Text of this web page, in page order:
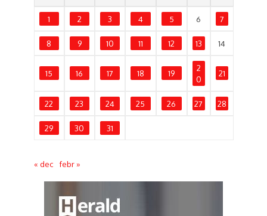
1 2 3 4 5 6 7
8 9 10 11 12 13 14
15 16 17 18 19
2
0
21
22 23 24 25 26 27 28
29 30 31
« dec febr »